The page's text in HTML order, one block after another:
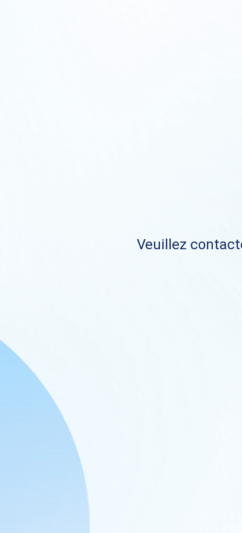
Veuillez